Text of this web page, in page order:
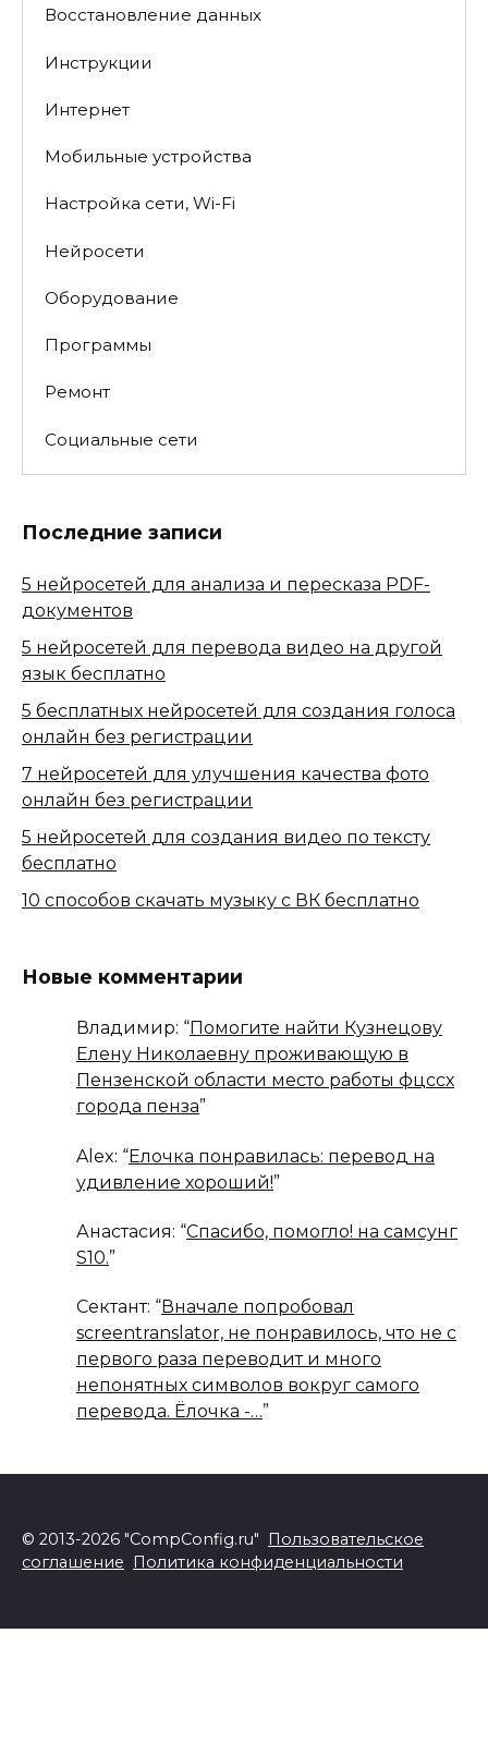
Восстановление данных
Инструкции
Интернет
Мобильные устройства
Настройка сети, Wi-Fi
Нейросети
Оборудование
Программы
Ремонт
Социальные сети
Последние записи
5 нейросетей для анализа и пересказа PDF-
документов
5 нейросетей для перевода видео на другой
язык бесплатно
5 бесплатных нейросетей для создания голоса
онлайн без регистрации
7 нейросетей для улучшения качества фото
онлайн без регистрации
5 нейросетей для создания видео по тексту
бесплатно
10 способов скачать музыку с ВК бесплатно
Новые комментарии
Владимир: “Помогите найти Кузнецову
Елену Николаевну проживающую в
Пензенской области место работы фцссх
города пенза”
Alex: “Елочка понравилась: перевод на
удивление хороший!”
Анастасия: “Спасибо, помогло! на самсунг
S10.”
Сектант: “Вначале попробовал
screentranslator, не понравилось, что не с
первого раза переводит и много
непонятных символов вокруг самого
перевода. Ёлочка -…”
© 2013-2026 "CompConfig.ru"
Пользовательское
соглашение
Политика конфиденциальности